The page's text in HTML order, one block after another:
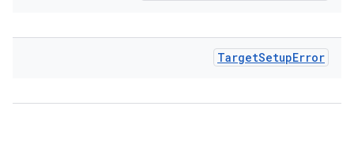
TargetSetupError